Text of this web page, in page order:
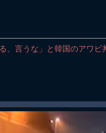
、言うな」と韓国のアワ